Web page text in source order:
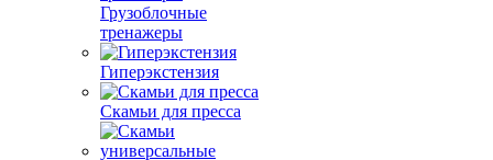
Грузоблочные
тренажеры
Гиперэкстензия
Скамьи для пресса